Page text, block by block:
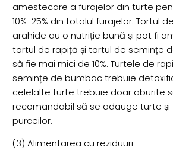
amestecare a furajelor din turte
10%-25% din totalul furajelor. Tortul
arahide au o nutriție bună și pot fi
tortul de rapiță și tortul de semințe
să fie mai mici de 10%. Turtele de
semințe de bumbac trebuie
celelalte turte trebuie doar aburite
recomandabil să se adauge turte și
purceilor.
(3) Alimentarea cu reziduuri